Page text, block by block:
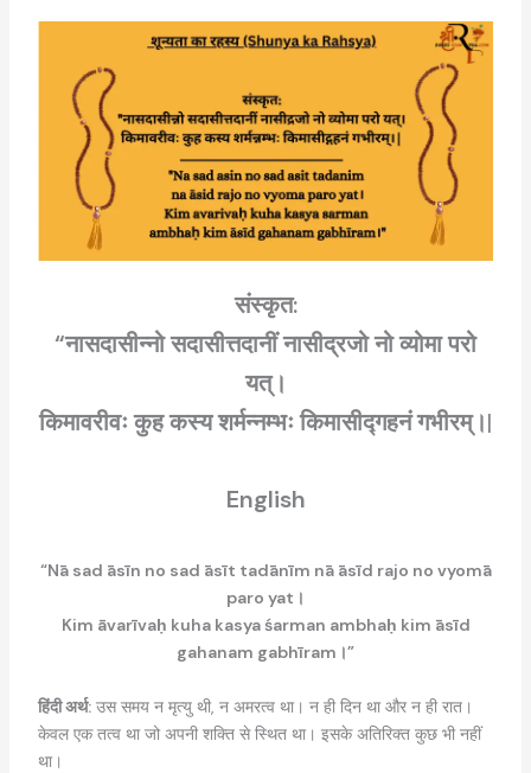
संस्कृत:
“नासदासीन्नो सदासीत्तदानीं नासीद्रजो नो व्योमा परो
यत्।
किमावरीवः कुह कस्य शर्मन्नम्भः किमासीद्गहनं गभीरम्।|
English
“Nā sad āsīn no sad āsīt tadānīm nā āsīd rajo no vyomā
paro yat।
Kim āvarīvaḥ kuha kasya śarman ambhaḥ kim āsīd
gahanam gabhīram।”
हिंदी अर्थ:उस समय न मृत्यु थी, न अमरत्व था। न ही दिन था और न ही रात।
केवल एक तत्व था जो अपनी शक्ति से स्थित था। इसके अतिरिक्त कुछ भी नहीं
था।